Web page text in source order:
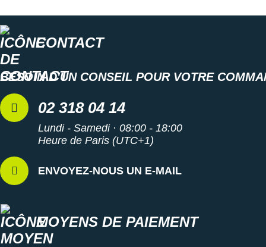
entraînements !
Les autres produits
CONTACT
BESOIN D'UN CONSEIL POUR VOTRE
02 318 04 14
Lundi - Samedi · 08:00 - 18:00
Heure de Paris (UTC+1)
ENVOYEZ-NOUS UN E-MAIL
MOYENS DE PAIEMENT